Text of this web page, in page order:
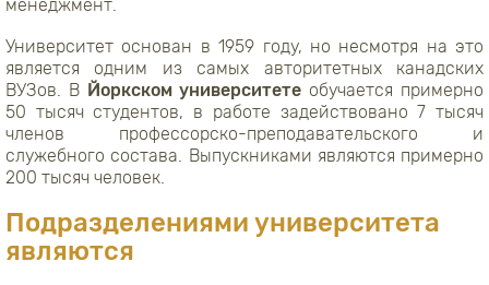
менеджмент.
Университет основан в 1959 году, но несмотря на это
является одним из самых авторитетных канадских
ВУЗов. В Йоркском университете обучается примерно
50 тысяч студентов, в работе задействовано 7 тысяч
членов профессорско-преподавательского и
служебного состава. Выпускниками являются примерно
200 тысяч человек.
Подразделениями университета
являются